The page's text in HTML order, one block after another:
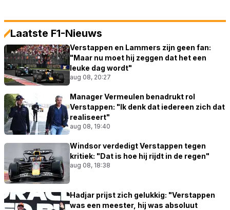
Laatste F1-Nieuws
Verstappen en Lammers zijn geen fan:
"Maar nu moet hij zeggen dat het een
leuke dag wordt"
aug 08, 20:27
Manager Vermeulen benadrukt rol
Verstappen: "Ik denk dat iedereen zich dat
realiseert"
aug 08, 19:40
Windsor verdedigt Verstappen tegen
kritiek: "Dat is hoe hij rijdt in de regen"
aug 08, 18:38
Hadjar prijst zich gelukkig: "Verstappen
was een meester, hij was absoluut